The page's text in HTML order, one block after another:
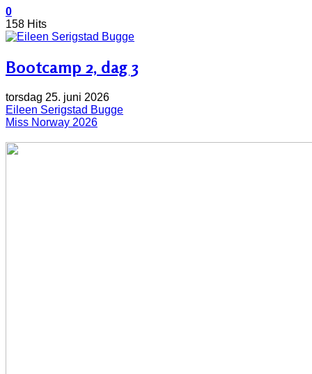
0
158 Hits
Bootcamp 2, dag 3
torsdag 25. juni 2026
Eileen Serigstad Bugge
Miss Norway 2026